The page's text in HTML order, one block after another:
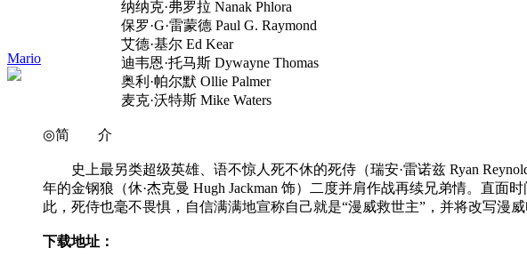
Mario
纳纳克·弗罗拉 Nanak Phlora
保罗·G·雷蒙德 Paul G. Raymond
艾德·基尔 Ed Kear
迪韦恩·托马斯 Dywayne Thomas
奥利·帕尔默 Ollie Palmer
麦克·沃特斯 Mike Waters
◎简 介
史上最另类超级英雄、语不惊人死不休的死侍（瑞安·雷诺兹 Ryan
年的金钢狼（休·杰克曼 Hugh Jackman 饰）二度并肩作战再续兄弟情。直面
此，死侍也毫不畏惧，自信满满地宣称自己就是“漫威救世主”，并将改写漫威
下载地址：